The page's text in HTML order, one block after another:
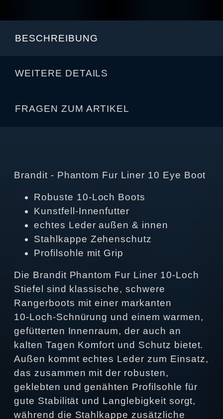
BESCHREIBUNG
WEITERE DETAILS
FRAGEN ZUM ARTIKEL
Brandit - Phantom Fur Liner 10 Eye Boot
Robuste 10‑Loch Boots
Kunstfell-Innenfutter
echtes Leder außen & innen
Stahlkappe Zehenschutz
Profilsohle mit Grip
Die Brandit Phantom Fur Liner 10‑Loch
Stiefel sind klassische, schwere
Rangerboots mit einer markanten
10‑Loch‑Schnürung und einem warmen,
gefütterten Innenraum, der auch an
kalten Tagen Komfort und Schutz bietet.
Außen kommt echtes Leder zum Einsatz,
das zusammen mit der robusten,
geklebten und genähten Profilsohle für
gute Stabilität und Langlebigkeit sorgt,
während die Stahlkappe zusätzliche